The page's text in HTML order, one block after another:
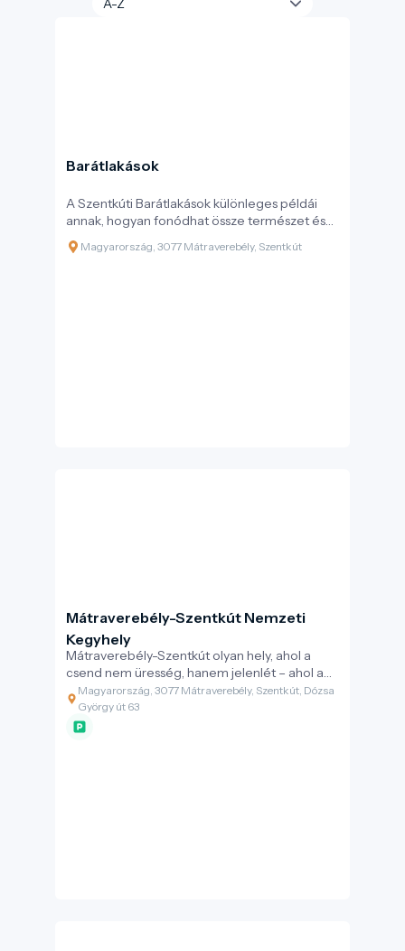
Barátlakások
A Szentkúti Barátlakások különleges példái
annak, hogyan fonódhat össze természet és
spiritualitás, földtörténet és emberi jelenlét,
miközben a fenntartható turizmus szemlélete
Magyarország, 3077 Mátraverebély, Szentkút
Mátraverebély-Szentkút Nemzeti
Kegyhely
Mátraverebély-Szentkút olyan hely, ahol a
csend nem üresség, hanem jelenlét – ahol a
víz nemcsak oltja a szomjat, hanem megnyitja
a lelket is. Egy zarándokhely, amely egyszerre
őrzi a múltat, formálja a jelent, és felelősséget
Magyarország, 3077 Mátraverebély, Szentkút, Dózsa
György út 63